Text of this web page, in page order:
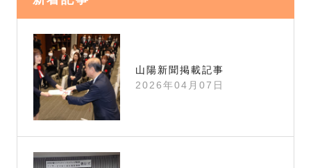
山陽新聞掲載記事
2026年04月07日